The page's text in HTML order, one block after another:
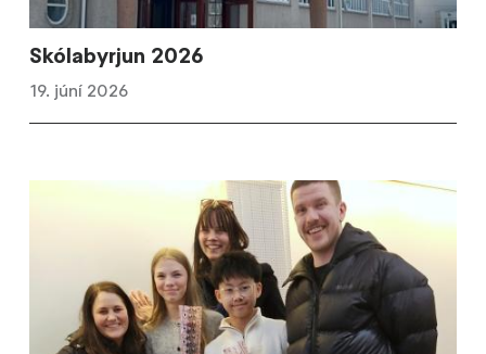
Skólabyrjun 2026
19. júní 2026